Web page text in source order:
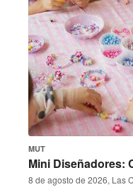
MUT
Mini Diseñadores:
8 de agosto de 2026, Las